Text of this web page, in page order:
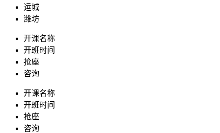
运城
潍坊
开课名称
开班时间
抢座
咨询
开课名称
开班时间
抢座
咨询